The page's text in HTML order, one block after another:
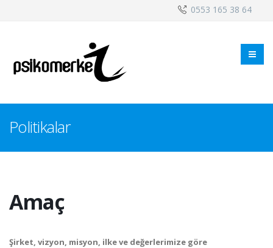
0553 165 38 64
Politikalar
Amaç
Şirket, vizyon, misyon, ilke ve değerlerimize göre